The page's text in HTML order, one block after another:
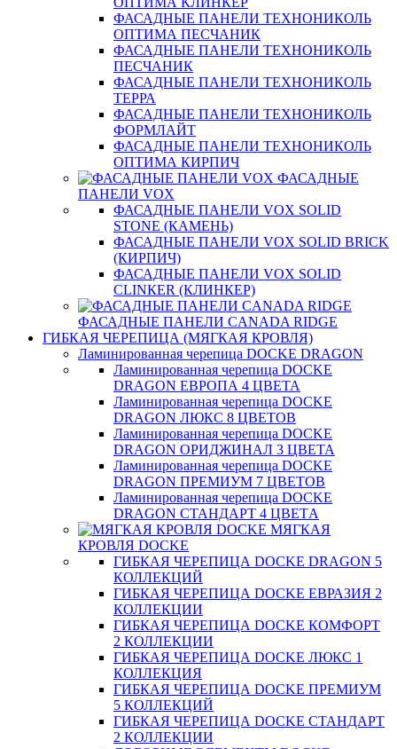
ФАСАДНЫЕ ПАНЕЛИ ТЕХНОНИКОЛЬ
ОПТИМА ПЕСЧАНИК
ФАСАДНЫЕ ПАНЕЛИ ТЕХНОНИКОЛЬ
ПЕСЧАНИК
ФАСАДНЫЕ ПАНЕЛИ ТЕХНОНИКОЛЬ
ТЕРРА
ФАСАДНЫЕ ПАНЕЛИ ТЕХНОНИКОЛЬ
ФОРМЛАЙТ
ФАСАДНЫЕ ПАНЕЛИ ТЕХНОНИКОЛЬ
ОПТИМА КИРПИЧ
ФАСАДНЫЕ
ПАНЕЛИ VOX
ФАСАДНЫЕ ПАНЕЛИ VOX SOLID
STONE (КАМЕНЬ)
ФАСАДНЫЕ ПАНЕЛИ VOX SOLID BRICK
(КИРПИЧ)
ФАСАДНЫЕ ПАНЕЛИ VOX SOLID
CLINКER (КЛИНКЕР)
ФАСАДНЫЕ ПАНЕЛИ CANADA RIDGE
ГИБКАЯ ЧЕРЕПИЦА (МЯГКАЯ КРОВЛЯ)
Ламинированная черепица DOCKE DRAGON
Ламинированная черепица DOCKE
DRAGON ЕВРОПА 4 ЦВЕТА
Ламинированная черепица DOCKE
DRAGON ЛЮКС 8 ЦВЕТОВ
Ламинированная черепица DOCKE
DRAGON ОРИДЖИНАЛ 3 ЦВЕТА
Ламинированная черепица DOCKE
DRAGON ПРЕМИУМ 7 ЦВЕТОВ
Ламинированная черепица DOCKE
DRAGON СТАНДАРТ 4 ЦВЕТA
МЯГКАЯ
КРОВЛЯ DOCKE
ГИБКАЯ ЧЕРЕПИЦА DOCKE DRAGON 5
КОЛЛЕКЦИЙ
ГИБКАЯ ЧЕРЕПИЦА DOCKE ЕВРАЗИЯ 2
КОЛЛЕКЦИИ
ГИБКАЯ ЧЕРЕПИЦА DOCKE КОМФОРТ
2 КОЛЛЕКЦИИ
ГИБКАЯ ЧЕРЕПИЦА DOCKE ЛЮКС 1
КОЛЛЕКЦИЯ
ГИБКАЯ ЧЕРЕПИЦА DOCKE ПРЕМИУМ
5 КОЛЛЕКЦИЙ
ГИБКАЯ ЧЕРЕПИЦА DOCKE СТАНДАРТ
2 КОЛЛЕКЦИИ